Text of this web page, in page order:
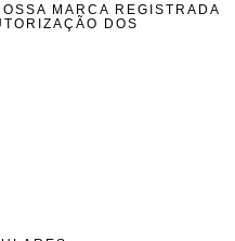
MARCA REGISTRADA
DOS